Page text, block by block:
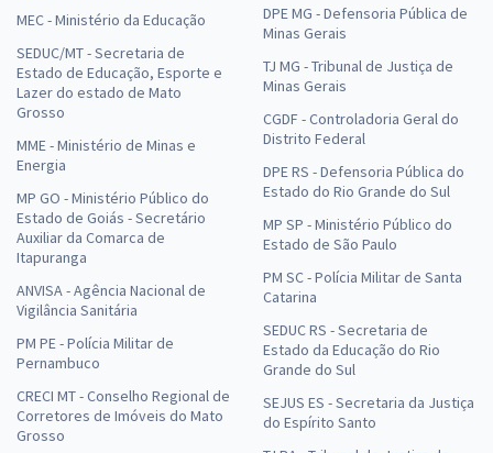
MEC - Ministério da Educação
SEDUC/MT - Secretaria de
Estado de Educação, Esporte e
Lazer do estado de Mato
Grosso
MME - Ministério de Minas e
Energia
MP GO - Ministério Público do
Estado de Goiás - Secretário
Auxiliar da Comarca de
Itapuranga
ANVISA - Agência Nacional de
Vigilância Sanitária
PM PE - Polícia Militar de
Pernambuco
CRECI MT - Conselho Regional de
Corretores de Imóveis do Mato
Grosso
DPE MG - Defensoria Pública de
Minas Gerais
TJ MG - Tribunal de Justiça de
Minas Gerais
CGDF - Controladoria Geral do
Distrito Federal
DPE RS - Defensoria Pública do
Estado do Rio Grande do Sul
MP SP - Ministério Público do
Estado de São Paulo
PM SC - Polícia Militar de Santa
Catarina
SEDUC RS - Secretaria de
Estado da Educação do Rio
Grande do Sul
SEJUS ES - Secretaria da Justiça
do Espírito Santo